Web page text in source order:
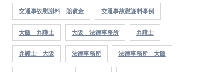
交通事故慰謝料 賠償金 交通事故慰謝料事例
大阪 弁護士 大阪 法律事務所 弁護士
弁護士 大阪 法律事務所 法律事務所 大阪